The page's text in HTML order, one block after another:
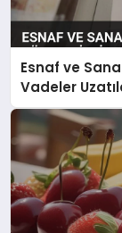
Esnaf ve
Vadeler